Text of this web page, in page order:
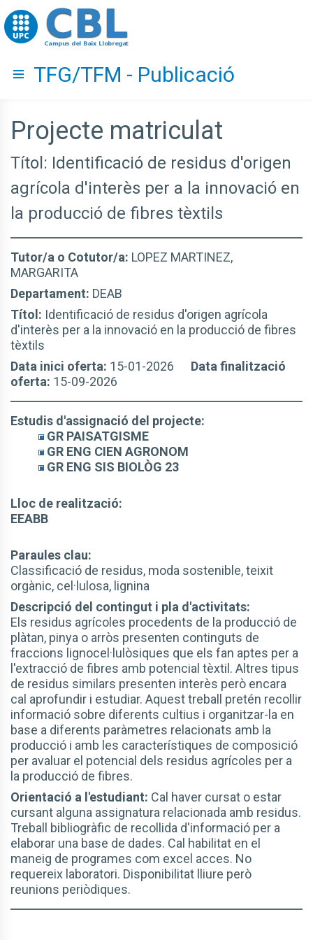
Go to upc.edu
Hide menu
TFG/TFM - Publicació
Projecte matriculat
Títol: Identificació de residus d'origen
agrícola d'interès per a la innovació en
la producció de fibres tèxtils
Tutor/a o Cotutor/a: LOPEZ MARTINEZ,
MARGARITA
Departament: DEAB
Títol: Identificació de residus d'origen agrícola
d'interès per a la innovació en la producció de fibres
tèxtils
Data inici oferta: 15-01-2026 Data finalització
oferta: 15-09-2026
Estudis d'assignació del projecte:
GR PAISATGISME
GR ENG CIEN AGRONOM
GR ENG SIS BIOLÒG 23
Lloc de realització:
EEABB
Paraules clau:
Classificació de residus, moda sostenible, teixit
orgànic, cel·lulosa, lignina
Descripció del contingut i pla d'activitats:
Els residus agrícoles procedents de la producció de
plàtan, pinya o arròs presenten continguts de
fraccions lignocel·lulòsiques que els fan aptes per a
l'extracció de fibres amb potencial tèxtil. Altres tipus
de residus similars presenten interès però encara
cal aprofundir i estudiar. Aquest treball pretén recollir
informació sobre diferents cultius i organitzar-la en
base a diferents paràmetres relacionats amb la
producció i amb les característiques de composició
per avaluar el potencial dels residus agrícoles per a
la producció de fibres.
Orientació a l'estudiant: Cal haver cursat o estar
cursant alguna assignatura relacionada amb residus.
Treball bibliogràfic de recollida d'informació per a
elaborar una base de dades. Cal habilitat en el
maneig de programes com excel acces. No
requereix laboratori. Disponibilitat lliure però
reunions periòdiques.